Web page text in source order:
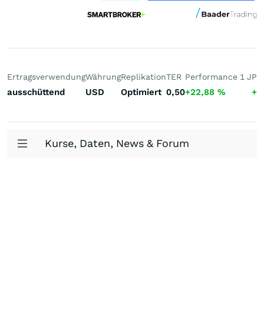
Ertragsverwendung
ausschüttend
Währung
USD
Replikation
Optimiert
TER
0,50
Performance 1 J
+22,88 %
Kurse, Daten, News & Forum